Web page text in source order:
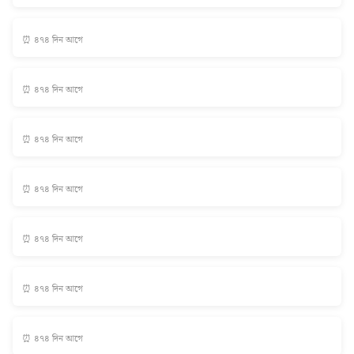
⏰ ৪৭৪ দিন আগে
⏰ ৪৭৪ দিন আগে
⏰ ৪৭৪ দিন আগে
⏰ ৪৭৪ দিন আগে
⏰ ৪৭৪ দিন আগে
⏰ ৪৭৪ দিন আগে
⏰ ৪৭৪ দিন আগে